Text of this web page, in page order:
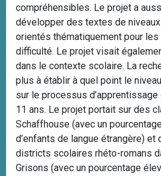
compréhensibles. Le projet a
développer des textes de
orientés thématiquement pour
difficulté. Le projet visait
dans le contexte scolaire. La
plus à établir à quel point le
sur le processus
11 ans. Le projet portait sur des
Schaffhouse (avec un
d’enfants de langue étrangère)
districts scolaires rhéto-romans
Grisons (avec un pourcentage